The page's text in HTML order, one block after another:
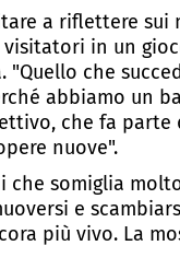
a riflettere sui
in un
che
abbiamo un
che fa parte
nuove".
che somiglia
e
più vivo. La